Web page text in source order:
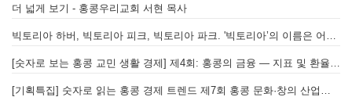
더 넓게 보기 - 홍콩우리교회 서현 목사
빅토리아 하버, 빅토리아 피크, 빅토리아 파크. '빅토리아’의 이름은 어떻게 온 걸까? - [이승권 원장의 생활칼럼]
[숫자로 보는 홍콩 교민 생활 경제] 제4회: 홍콩의 금융 — 지표 및 환율, MPF 운영 현황
[기획특집] 숫자로 읽는 홍콩 경제 트렌드 제7회 홍콩 문화·창의 산업의 구조와 분야별 동향